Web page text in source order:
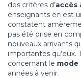
des critères d’accès
enseignants en est
constatent
pas été prise en
nouveaux arrivants
importantes qu’eux.
concernant le mode
années à venir.